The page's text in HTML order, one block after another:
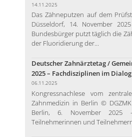
14.11.2025
Das Zähneputzen auf dem
Düsseldorf, 14. November
Bundesbürger putzt täglich die
der Fluoridierung der...
Deutscher Zahnärztetag /
2025 – Fachdisziplinen im Dialog
06.11.2025
Kongressnachlese vom
Zahnmedizin in Berlin ©
Berlin, 6. November
Teilnehmerinnen und